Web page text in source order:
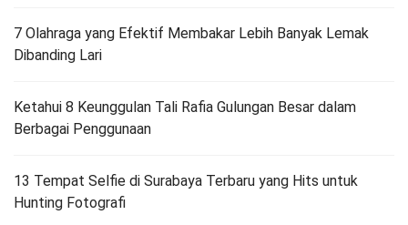
7 Olahraga yang Efektif Membakar Lebih Banyak Lemak
Dibanding Lari
Ketahui 8 Keunggulan Tali Rafia Gulungan Besar dalam
Berbagai Penggunaan
13 Tempat Selfie di Surabaya Terbaru yang Hits untuk
Hunting Fotografi